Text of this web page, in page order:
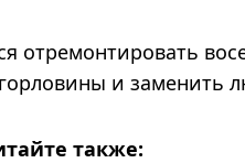
отремонтировать
и заменить
также: